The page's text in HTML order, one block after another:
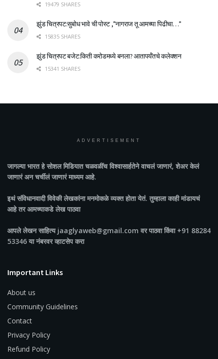
19479 SHARES
झुंड चित्रपट:सुबोध भावे ची पोस्ट ,”नागराज तू आमच्या पिढीचा…”
15835 SHARES
झुंड चित्रपट बजेट:किती करोडमध्ये बनला? आतापर्यँतचे कलेक्शन
15341 SHARES
ADVERTISEMENT
जागल्या भारतहे सोशल मिडियात चळवळींच विश्वासार्हतेने वाचलं जाणारं, शेअर केलं
जाणारं अन चर्चीलं जाणारं माध्यम आहे.
इथं संविधानवादी विवेकी लेखकांना मनमोकळे व्यक्त होता येतं. तुम्हाला काही मांडायचं
आहे तर आमच्याकडे लेख पाठवा
आपले लेखन साहित्य jaaglyaweb@gmail.com वर पाठवा किंवा +91 88284
53346 या नंबरवर व्हाटसेप करा
Important Links
About us
Community Guidelines
Contact
Privacy Policy
Refund Policy